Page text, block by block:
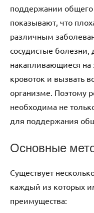
поддержании общего
показывают, что
различным
сосудистые
накапливающиеся на
кровоток и вызвать
организме. Поэтому
необходима не
для поддержания
Основные
Существует
каждый из которых
преимущества: